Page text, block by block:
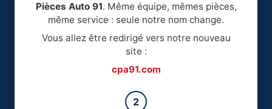
Pièces Auto 91. Même équipe, mêmes pièces,
même service : seule notre nom change.
Vous allez être redirigé vers notre nouveau
site :
cpa91.com
2